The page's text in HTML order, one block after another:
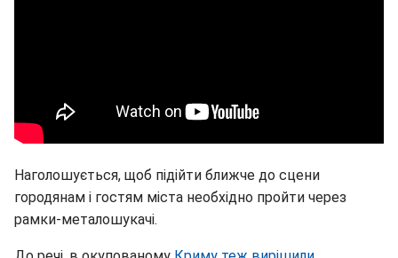
Наголошується, щоб підійти ближче до сцени
городянам і гостям міста необхідно пройти через
рамки-металошукачі.